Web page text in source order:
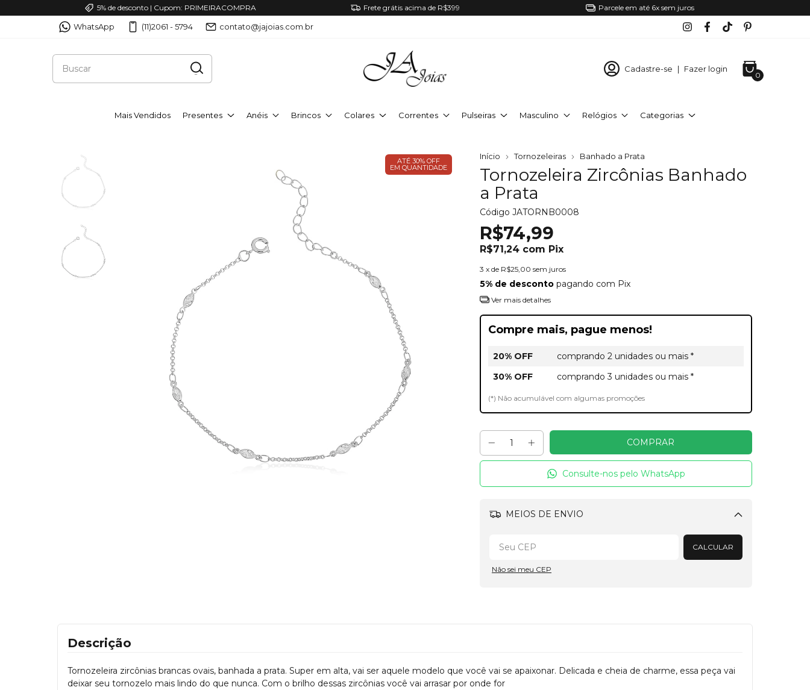
5% de desconto | Cupom: PRIMEIRACOMPRA Frete grátis acima de R$399 Parcele em até 6x sem juros
WhatsApp (11)2061 - 5794 contato@jajoias.com.br
Cadastre-se | Fazer login
0
Mais Vendidos Presentes Anéis Brincos Colares Correntes Pulseiras Masculino Relógios Categorias
ATÉ 30% OFF
EM QUANTIDADE
Início Tornozeleiras Banhado a Prata
Tornozeleira Zircônias Banhado
a Prata
Código JATORNB0008
R$74,99
R$71,24 com Pix
3 x de R$25,00 sem juros
5% de desconto pagando com Pix
Ver mais detalhes
Compre mais, pague menos!
20% OFF
comprando 2 unidades ou mais *
30% OFF
comprando 3 unidades ou mais *
(*) Não acumulável com algumas promoções
Consulte-nos pelo WhatsApp
MEIOS DE ENVIO
Alterar CEP
CALCULAR
Não sei meu CEP
Descrição
Tornozeleira zircônias brancas ovais, banhada a prata. Super em alta, vai ser aquele modelo que você vai se apaixonar. Delicada e cheia de charme, essa peça vai
deixar seu tornozelo mais lindo do que nunca. Com o brilho dessas zircônias você vai arrasar por onde for